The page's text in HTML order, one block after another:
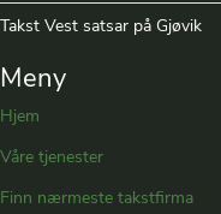
Takst Vest satsar på Gjøvik
Meny
Hjem
Våre tjenester
Finn nærmeste takstfirma